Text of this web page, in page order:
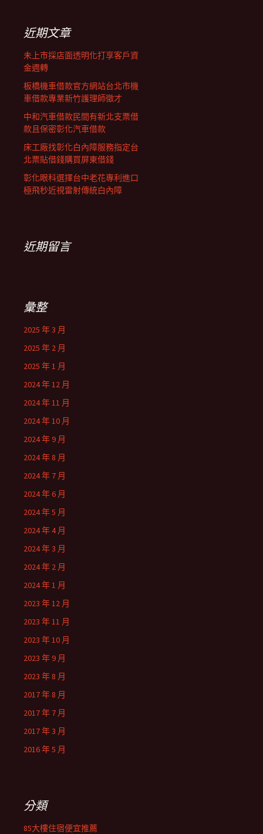
列近期文章
未上市採店面透明化打享客戶資
金週轉
板橋機車借款官方網站台北市機
車借款專業新竹護理師徵才
中和汽車借款民間有新北支票借
款且保密彰化汽車借款
床工廠找彰化白內障服務指定台
北票貼借錢購買屏東借錢
彰化眼科選擇台中老花專利進口
極飛秒近視雷射傳統白內障
近期留言
彙整
2025 年 3 月
2025 年 2 月
2025 年 1 月
2024 年 12 月
2024 年 11 月
2024 年 10 月
2024 年 9 月
2024 年 8 月
2024 年 7 月
2024 年 6 月
2024 年 5 月
2024 年 4 月
2024 年 3 月
2024 年 2 月
2024 年 1 月
2023 年 12 月
2023 年 11 月
2023 年 10 月
2023 年 9 月
2023 年 8 月
2017 年 8 月
2017 年 7 月
2017 年 3 月
2016 年 5 月
分類
85大樓住宿便宜推薦